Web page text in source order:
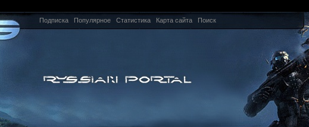
Подписка Популярное Статистика Карта сайта Поиск